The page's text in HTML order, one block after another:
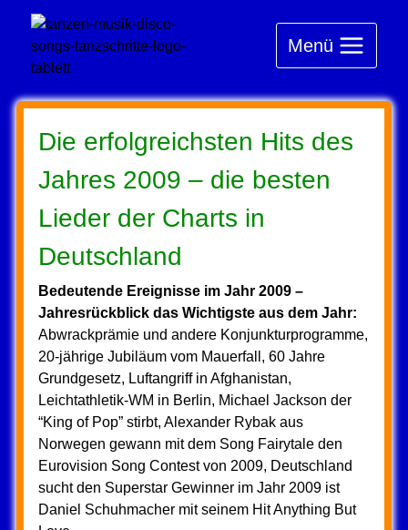
Inhalt
springen
Menü
Die erfolgreichsten Hits des
Jahres 2009 – die besten
Lieder der Charts in
Deutschland
Bedeutende Ereignisse im Jahr 2009 –
Jahresrückblick das Wichtigste aus dem Jahr:
Abwrackprämie und andere Konjunkturprogramme,
20-jährige Jubiläum vom Mauerfall, 60 Jahre
Grundgesetz, Luftangriff in Afghanistan,
Leichtathletik-WM in Berlin, Michael Jackson der
“King of Pop” stirbt, Alexander Rybak aus
Norwegen gewann mit dem Song Fairytale den
Eurovision Song Contest von 2009, Deutschland
sucht den Superstar Gewinner im Jahr 2009 ist
Daniel Schuhmacher mit seinem Hit Anything But